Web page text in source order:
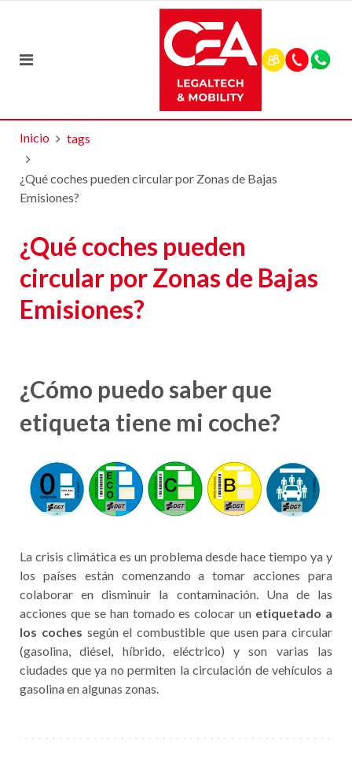
Inicio tags
¿Qué coches pueden circular por Zonas de Bajas
Emisiones?
¿Qué coches pueden
circular por Zonas de Bajas
Emisiones?
¿Cómo puedo saber que
etiqueta tiene mi coche?
La crisis climática es un problema desde hace tiempo ya y
los países están comenzando a tomar acciones para
colaborar en disminuir la contaminación. Una de las
acciones que se han tomado es colocar un etiquetado a
los coches según el combustible que usen para circular
(gasolina, diésel, híbrido, eléctrico) y son varias las
ciudades que ya no permiten la circulación de vehículos a
gasolina en algunas zonas.